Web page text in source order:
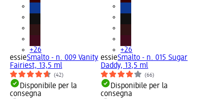
+26
essieSmalto - n. 009 Vanity
Fairiest, 13,5 ml
(42)
Disponibile per la
consegna
+26
essieSmalto - n. 015 Sugar
Daddy, 13,5 ml
(66)
Disponibile per la
consegna